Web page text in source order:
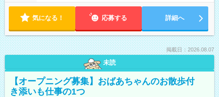
気になる！ 応募する 詳細へ
掲載日：2026.08.07
未読
【オープニング募集】おばあちゃんのお散歩付
き添いも仕事の1つ